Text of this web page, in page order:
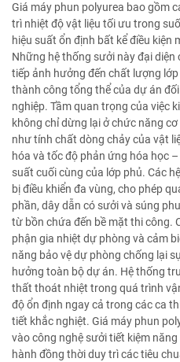
Giá máy phun polyurea bao gồm
trì nhiệt độ vật liệu tối ưu trong
hiệu suất ổn định bất kể điều
Những hệ thống sưởi này đại
tiếp ảnh hưởng đến chất lượng
thành công tổng thể của dự án
nghiệp. Tầm quan trọng của việc
không chỉ dừng lại ở chức năng
như tính chất dòng chảy của vật
hóa và tốc độ phản ứng hóa học
suất cuối cùng của lớp phủ. Các
bị điều khiển đa vùng, cho phép
phần, dây dẫn có sưởi và súng
từ bồn chứa đến bề mặt thi công.
phận gia nhiệt dự phòng và cảm
năng bảo vệ dự phòng chống lại
hưởng toàn bộ dự án. Hệ thống
thất thoát nhiệt trong quá trình
độ ổn định ngay cả trong các ca
tiết khắc nghiệt. Giá máy phun
vào công nghệ sưởi tiết kiệm
hành đồng thời duy trì các tiêu